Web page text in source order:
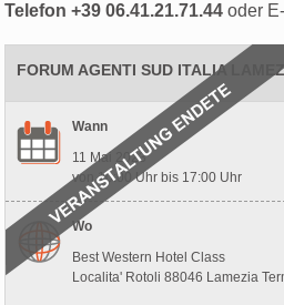
Telefon +39 06.41.21.71.44 oder
FORUM AGENTI SUD ITALIA
Wann
11 Mai 2023
von 10:00 Uhr bis 17:00 Uhr
Wo
Best Western Hotel Class
Localita' Rotoli 88046 Lamezia